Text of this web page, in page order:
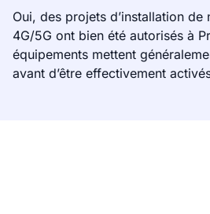
Oui, des projets d’installation de
4G/5G ont bien été autorisés à
équipements mettent
avant d’être effectivement